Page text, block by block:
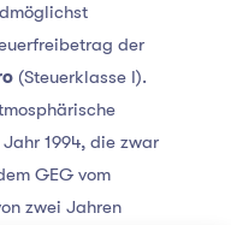
der
(Steuerklasse I).
1994, die zwar
GEG vom
zwei Jahren